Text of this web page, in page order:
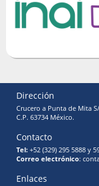
Dirección
Crucero a Punta de Mita
C.P. 63734 México.
Contacto
Tel: +52 (329) 295 5888 y
Correo electrónico:
Enlaces